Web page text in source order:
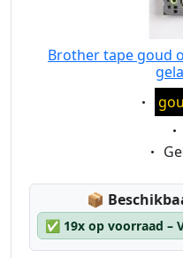
Brother tape goud
📦
✅ 19x op voorraad –